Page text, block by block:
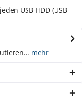
USB-HDD (USB-
mehr